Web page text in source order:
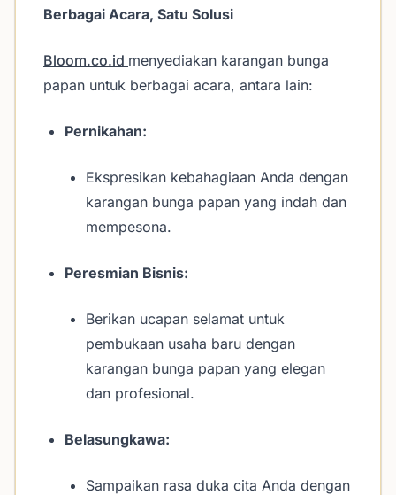
Berbagai Acara, Satu Solusi
Bloom.co.id menyediakan karangan bunga
papan untuk berbagai acara, antara lain:
Pernikahan:
Ekspresikan kebahagiaan Anda dengan
karangan bunga papan yang indah dan
mempesona.
Peresmian Bisnis:
Berikan ucapan selamat untuk
pembukaan usaha baru dengan
karangan bunga papan yang elegan
dan profesional.
Belasungkawa:
Sampaikan rasa duka cita Anda dengan